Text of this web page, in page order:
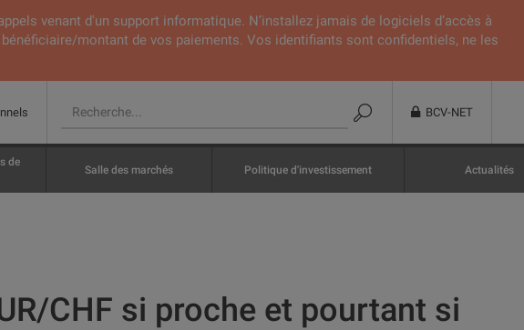
venant d'un support informatique. N’installez jamais de logiciels d’accès à
montant de vos paiements. Vos identifiants sont confidentiels, ne les
BCV-NET
de
Salle des marchés Politique d'investissement Actualités
CHF si proche et pourtant si